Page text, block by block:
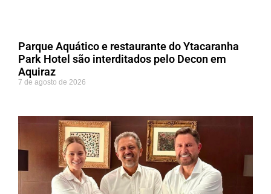
Parque Aquático e restaurante do Ytacaranha
Park Hotel são interditados pelo Decon em
Aquiraz
7 de agosto de 2026